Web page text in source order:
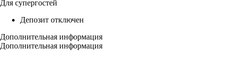
Для супергостей
Депозит отключен
Дополнительная информация
Дополнительная информация